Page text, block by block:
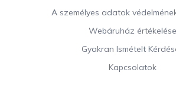
A személyes adatok
Webáruház értékelése
Gyakran Ismételt
Kapcsolatok